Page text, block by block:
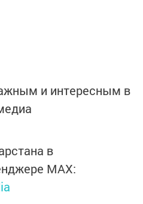
и интересным в
в
MАХ: